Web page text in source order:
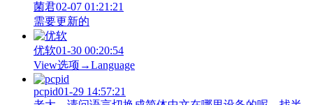
菌君02-07 01:21:21
需要更新的
优软01-30 00:20:54
View‌选项→Language
pcpid01-29 14:57:21